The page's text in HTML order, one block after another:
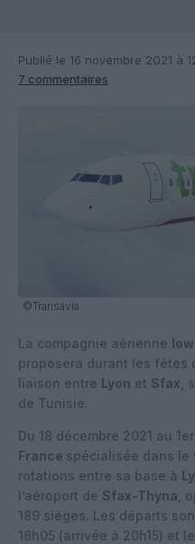
Publié le 16 novembre 2021 à
7 commentaires
©Transavia
La compagnie aérienne
proposera durant les fêtes
liaison entre Lyon et Sfax ,
de Tunisie.
Du 18 décembre 2021 au
France spécialisée dans le
rotations entre sa base à
l’aéroport de Sfax-Thyna ,
189 sièges. Les départs
18h05 (arrivée à 20h15) et